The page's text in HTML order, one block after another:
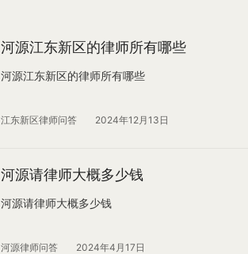
河源江东新区的律师所有哪些
河源江东新区的律师所有哪些
江东新区律师问答 2024年12月13日
河源请律师大概多少钱
河源请律师大概多少钱
河源律师问答 2024年4月17日